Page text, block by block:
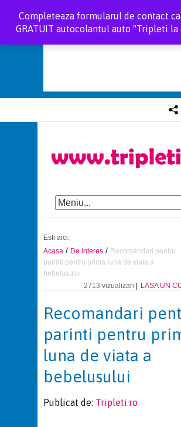
Esti aici:
Acasa / De interes / Recomandari pentru
parinti pentru prima luna de viata a
bebelusului
2713 vizualizari | LASA UN
Recomandari
parinti pentru
luna de viata a
bebelusului
Publicat de: Tripleti.ro
Completeaza formularul de contact
GRATUIT autocolantul auto "Tripleti la